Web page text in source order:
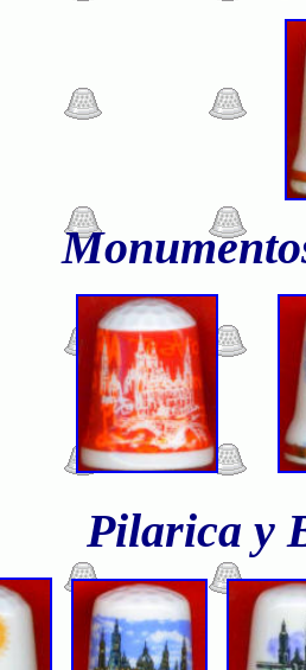
Pilarica y